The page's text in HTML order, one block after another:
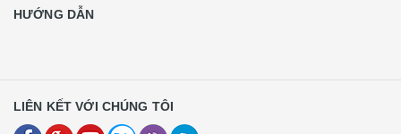
HƯỚNG DẪN
LIÊN KẾT VỚI CHÚNG TÔI